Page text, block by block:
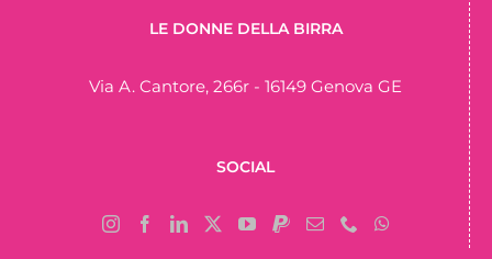
LE DONNE DELLA BIRRA
Via A. Cantore, 266r - 16149 Genova GE
SOCIAL